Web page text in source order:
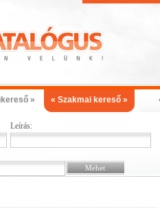
» « Szakmai kereső »
Leírás: